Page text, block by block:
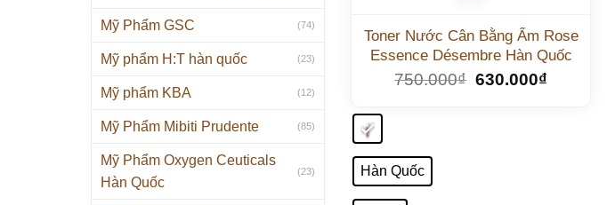
Mỹ Phẩm GSC (74)
Mỹ phẩm H:T hàn quốc (23)
Mỹ phẩm KBA (12)
Mỹ Phẩm Mibiti Prudente (85)
Mỹ Phẩm Oxygen Ceuticals
Hàn Quốc
(23)
Toner Nước Cân Bằng Ẩm Rose
Essence Désembre Hàn Quốc
750.000₫ 630.000₫
Hàn Quốc